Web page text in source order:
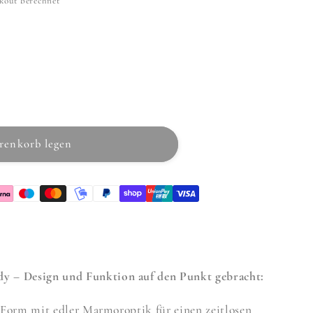
legen
– Design und Funktion auf den Punkt gebracht:
mit edler Marmoroptik für einen zeitlosen